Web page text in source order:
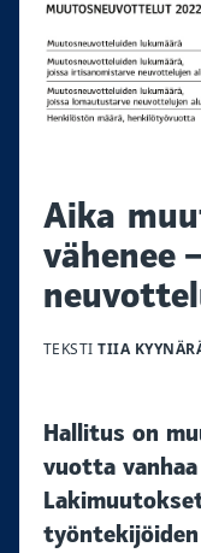
Aika
vähenee
TEKSTITIIA
Hallitus on
vuotta